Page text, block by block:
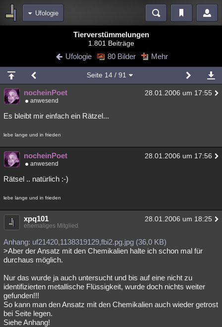
Ufologie
Blogs Videos
Chat Wiki Neuigkeiten
meine Rubriken
Menschen Wissenschaft Mystery Kriminalfälle
Spiritualität Verschwörungen
Natur Umfragen
weitere Rubriken
Philosophie Träume
Astronomie Helpdesk
Musik
Übersichten
Lesenswert Schlüsselwörter
Tierverstümmelungen
1.801 Beiträge
Ufologie 80 Bilder Mehr
Seite 14/ 91
nocheinPoet 28.01.2006 um 17:55
anwesend
Es bleibt mir einfach ein Rätzel...
lebe lange und in frieden
nocheinPoet 28.01.2006 um 17:56
anwesend
Rätsel .. natürlich :-)
lebe lange und in frieden
xpq101 28.01.2006 um 18:25
ehemaliges Mitglied
Anhang: uf21420,1138319129,fbi2.pg.jpg (36,0 KB)
>Aber der Ansatz mit den Chemikalien halte ich schon mal für
durchaus möglich.
Nur das wurde ja auch untersucht und bis auf eine nicht zu
identifizierten metallische Flüssigkeit, wurde doch nichts weiter
gefunden!!!
So kann man den Ansatz mit den Chemikalien auch wieder getrost
bei Seite legen.
Siehe Anhang!